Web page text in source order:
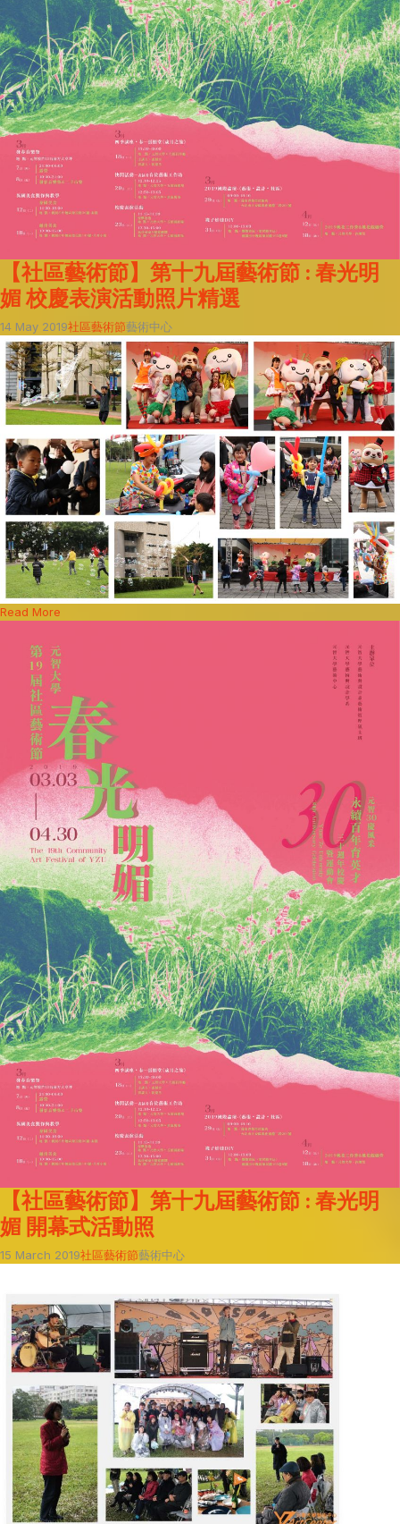
【社區藝術節】第十九屆藝術節 : 春光明
媚 校慶表演活動照片精選
14 May 2019社區藝術節藝術中心
Read More
【社區藝術節】第十九屆藝術節 : 春光明
媚 開幕式活動照
15 March 2019社區藝術節藝術中心